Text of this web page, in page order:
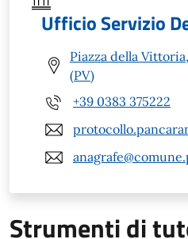
Ufficio Servizio
Piazza della
(PV)
+39 0383 375222
Strumenti di